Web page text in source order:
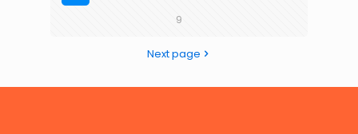
9
Next page